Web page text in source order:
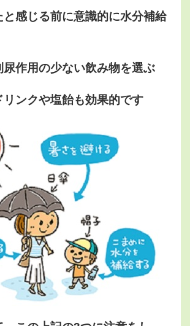
と感じる前に意識的に水分補給
尿作用の少ない飲み物を選ぶ
リンクや塩飴も効果的です